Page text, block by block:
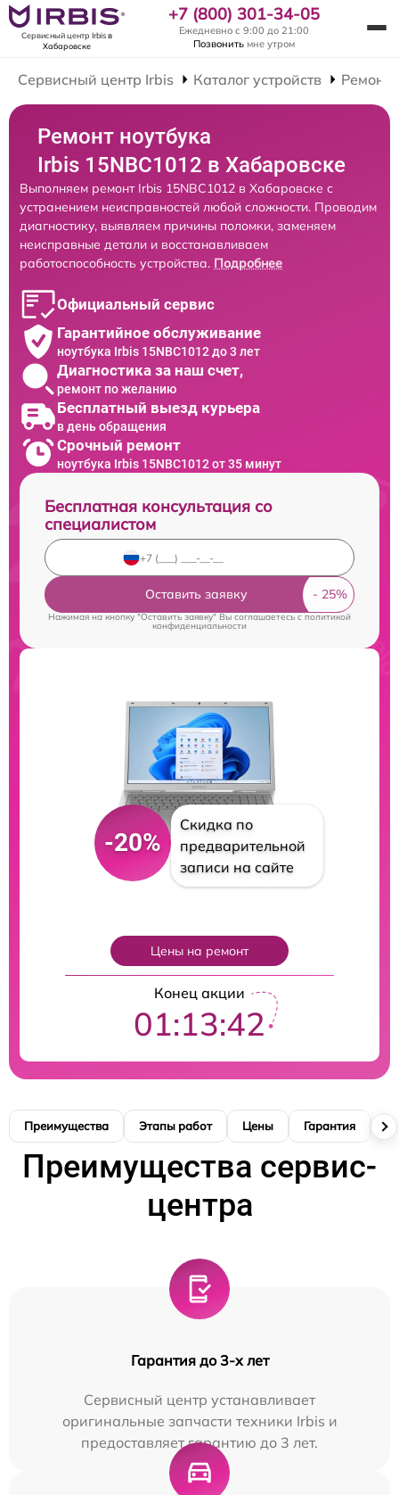
Сервисный центр Irbisв
Хабаровске
+7 (800) 301-34-05
Ежедневно с 9:00 до 21:00
Позвонить мне утром
Сервисный центр Irbis Каталог устройств Ремонт
Ремонт ноутбука
Irbis 15NBC1012 в Хабаровске
Выполняем ремонт Irbis 15NBC1012 в Хабаровске с
устранением неисправностей любой сложности. Проводим
диагностику, выявляем причины поломки, заменяем
неисправные детали и восстанавливаем
работоспособность устройства. Подробнее
Официальный сервис
Гарантийное обслуживание
ноутбука Irbis 15NBC1012 до 3 лет
Диагностика за наш счет,
ремонт по желанию
Бесплатный выезд курьера
в день обращения
Срочный ремонт
ноутбука Irbis 15NBC1012 от 35 минут
Бесплатная консультация со
специалистом
Оставить заявку
Нажимая на кнопку "Оставить заявку" Вы соглашаетесь c политикой
конфиденциальности
-20%
Скидка по
предварительной
записи на сайте
Цены на ремонт
Конец акции
01:13:40
Преимущества Этапы работ Цены Гарантия
Преимущества сервис-
центра
Гарантия до 3-х лет
Сервисный центр устанавливает
оригинальные запчасти техники Irbis и
предоставляет гарантию до 3 лет.